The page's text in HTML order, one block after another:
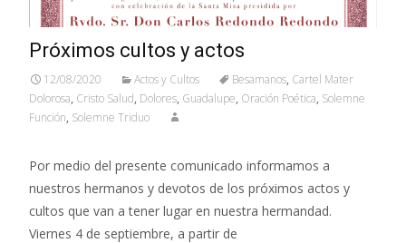
Próximos cultos y actos
12/08/2020 Actos y Cultos Besamanos, Cartel Mater
Dolorosa, Cristo Salud, Dolores, Guadalupe, Oración Poética, Solemne
Función, Solemne Triduo
Por medio del presente comunicado informamos a
nuestros hermanos y devotos de los próximos actos y
cultos que van a tener lugar en nuestra hermandad.
Viernes 4 de septiembre, a partir de